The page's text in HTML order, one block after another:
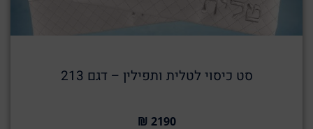
סט כיסוי לטלית ותפילין – דגם 213
2190 ₪